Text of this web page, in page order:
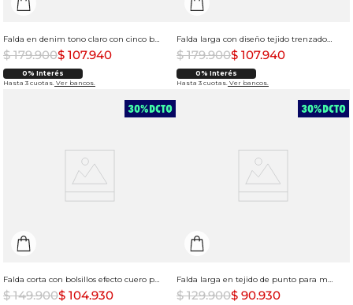
Falda en denim tono claro con cinco bolsillos para mujer
$ 179.900$ 107.940
0% Interés
Hasta 3 cuotas. Ver bancos.
Falda larga con diseño tejido trenzado para mujer
$ 179.900$ 107.940
0% Interés
Hasta 3 cuotas. Ver bancos.
Falda corta con bolsillos efecto cuero para mujer
$ 149.900$ 104.930
Falda larga en tejido de punto para mujer
$ 129.900$ 90.930